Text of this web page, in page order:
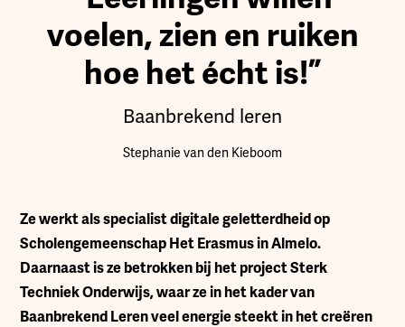
voelen, zien en ruiken
hoe het écht is!”
Baanbrekend leren
Stephanie van den Kieboom
Ze werkt als specialist digitale geletterdheid op
Scholengemeenschap Het Erasmus in Almelo.
Daarnaast is ze betrokken bij het project Sterk
Techniek Onderwijs, waar ze in het kader van
Baanbrekend Leren veel energie steekt in het creëren